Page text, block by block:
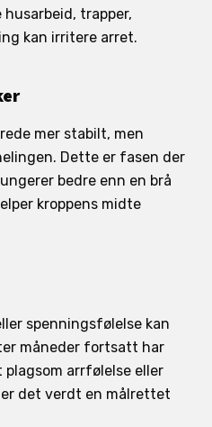
trapper,
kan irritere arret.
mer stabilt, men
Dette er fasen der
bedre enn en brå
kroppens midte
spenningsfølelse kan
måneder fortsatt har
arrfølelse eller
det verdt en målrettet